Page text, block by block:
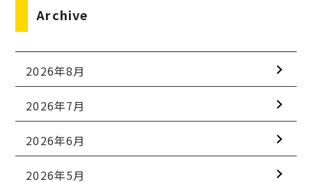
Archive
2026年8月
2026年7月
2026年6月
2026年5月